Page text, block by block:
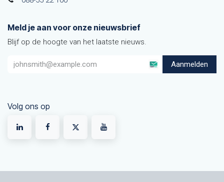
Meld je aan voor onze nieuwsbrief
Blijf op de hoogte van het laatste nieuws.
Aanmelden
Volg ons op